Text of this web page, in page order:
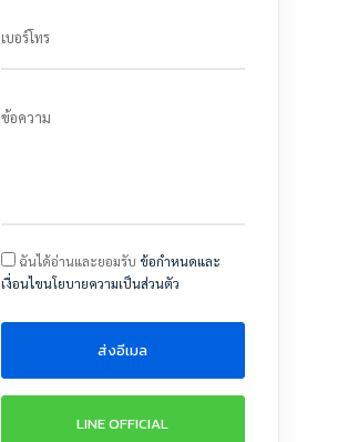
เบอร์โทร
ข้อความ
ฉันได้อ่านและยอมรับ ข้อกำหนดและ
เงื่อนไขนโยบายความเป็นส่วนตัว
ส่งอีเมล
LINE OFFICIAL